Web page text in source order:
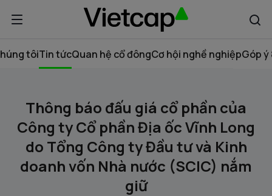
tôiTin tứcQuan hệ cổ đôngCơ hội nghề nghiệpGóp ý
Thông báo đấu giá cổ phần của
Công ty Cổ phần Địa ốc Vĩnh Long
do Tổng Công ty Đầu tư và Kinh
doanh vốn Nhà nước (SCIC) nắm
giữ